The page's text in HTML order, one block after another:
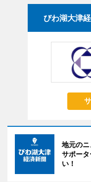
びわ湖大津
地元のニ
サポー
い！